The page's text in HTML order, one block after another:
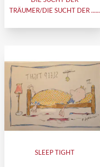
TRÄUMER/DIE SUCHT DER ......
SLEEP TIGHT